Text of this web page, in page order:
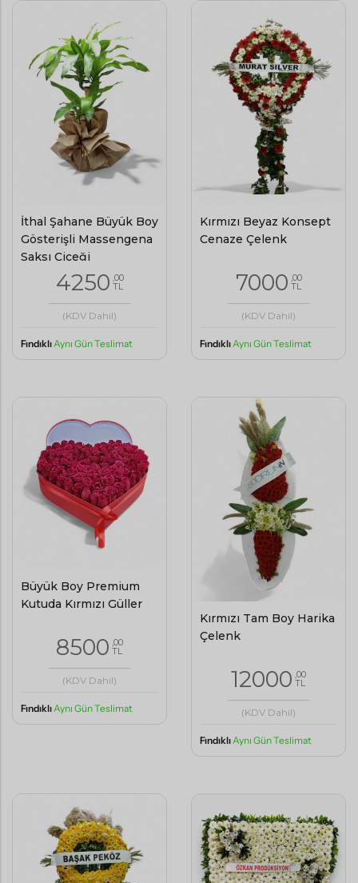
İthal Şahane Büyük Boy
Gösterişli Massengena
Saksı Çiçeği
4250 ,00
TL
(KDV Dahil)
Fındıklı Aynı Gün Teslimat
Kırmızı Beyaz Konsept
Cenaze Çelenk
7000 ,00
TL
(KDV Dahil)
Fındıklı Aynı Gün Teslimat
Büyük Boy Premium
Kutuda Kırmızı Güller
8500 ,00
TL
(KDV Dahil)
FındıklıAynı Gün Teslimat
Kırmızı Tam Boy Harika
Çelenk
12000 ,00
TL
(KDV Dahil)
Fındıklı Aynı Gün Teslimat